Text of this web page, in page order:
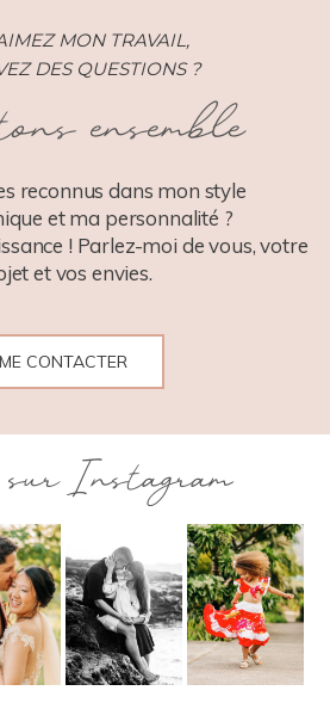
MON TRAVAIL,
DES QUESTIONS ?
ensemble
reconnus dans mon style
et ma personnalité ?
! Parlez-moi de vous, votre
et vos envies.
ME CONTACTER
Instagram